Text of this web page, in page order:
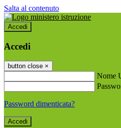
Salta al contenuto
Accedi
Accedi
button close ×
Nome
Password dimenticata?